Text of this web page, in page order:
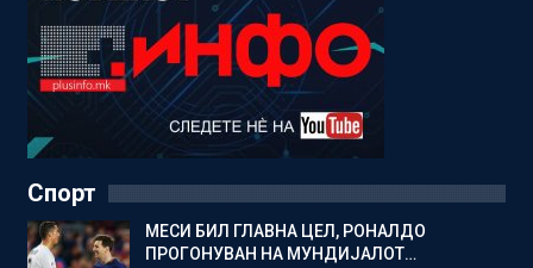
Спорт
МЕСИ БИЛ ГЛАВНА ЦЕЛ, РОНАЛДО
ПРОГОНУВАН НА МУНДИЈАЛОТ…